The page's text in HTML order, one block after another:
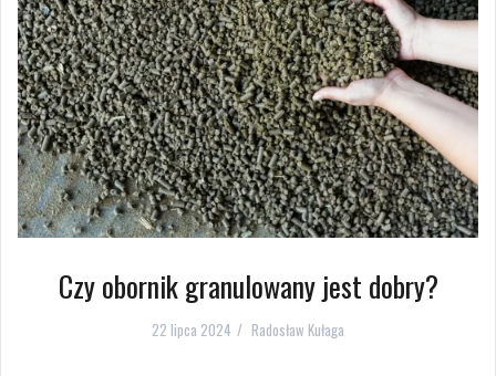
Czy obornik granulowany jest dobry?
22 lipca 2024 Radosław Kułaga